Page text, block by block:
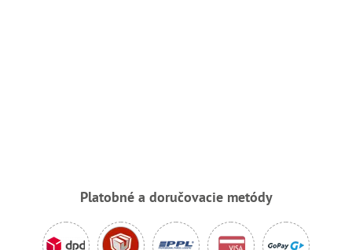
Platobné a doručovacie metódy